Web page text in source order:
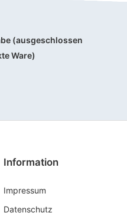
(ausgeschlossen
Ware)
Information
Impressum
Datenschutz